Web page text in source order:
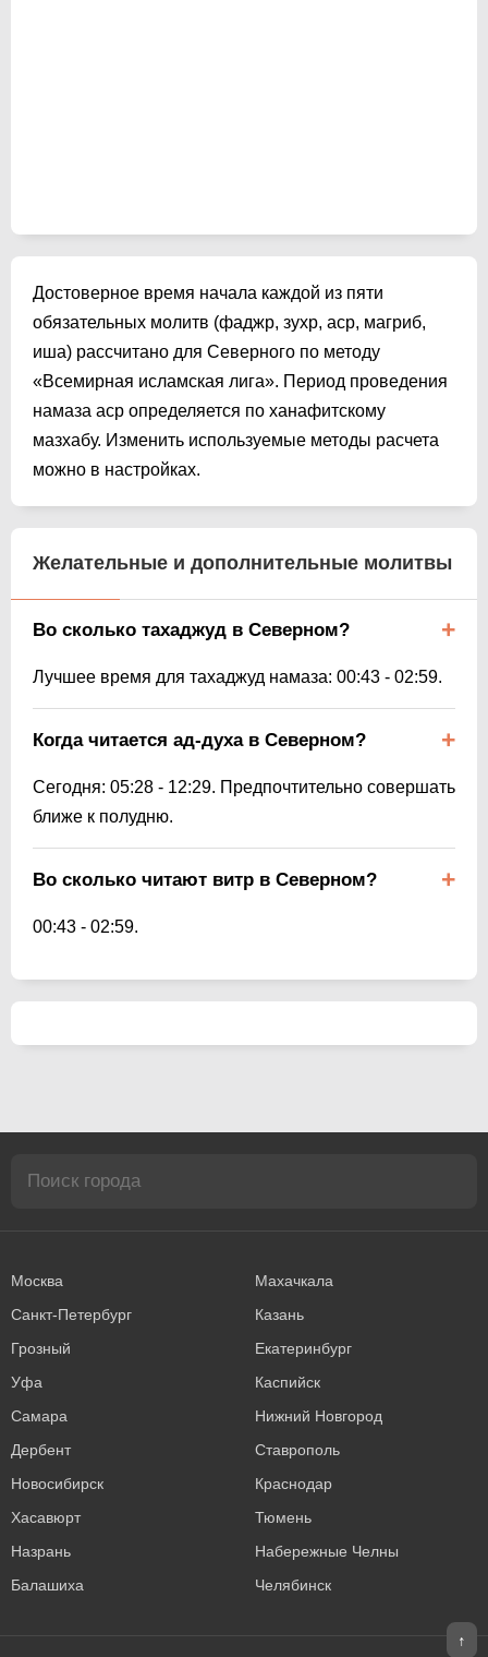
Достоверное время начала каждой из пяти
обязательных молитв (фаджр, зухр, аср, магриб,
иша) рассчитано для Северного по методу
«Всемирная исламская лига». Период проведения
намаза аср определяется по ханафитскому
мазхабу. Изменить используемые методы расчета
можно в настройках.
Желательные и дополнительные молитвы
Во сколько тахаджуд в Северном?
Лучшее время для тахаджуд намаза: 00:43 - 02:59.
Когда читается ад-духа в Северном?
Сегодня: 05:28 - 12:29. Предпочтительно совершать
ближе к полудню.
Во сколько читают витр в Северном?
00:43 - 02:59.
Москва
Махачкала
Санкт-Петербург
Казань
Грозный
Екатеринбург
Уфа
Каспийск
Самара
Нижний Новгород
Дербент
Ставрополь
Новосибирск
Краснодар
Хасавюрт
Тюмень
Назрань
Набережные Челны
Балашиха
Челябинск
↑